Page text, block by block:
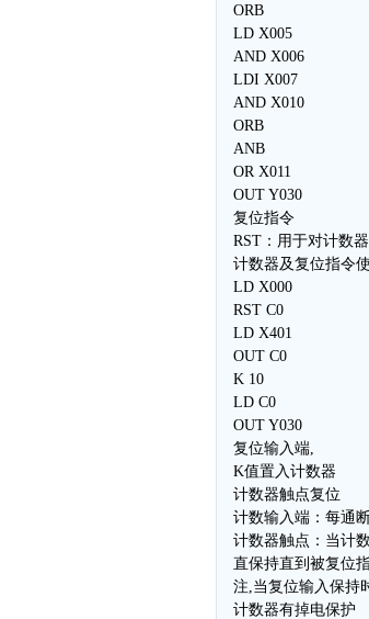
ORB
LD X005
AND X006
LDI X007
AND X010
ORB
ANB
OR X011
OUT Y030
复位指令
RST：用于对计数
计数器及复位指令
LD X000
RST C0
LD X401
OUT C0
K 10
LD C0
OUT Y030
复位输入端,
K值置入计数器
计数器触点复位
计数输入端：每通
计数器触点：当计
直保持直到被复位
注,当复位输入保持
计数器有掉电保护